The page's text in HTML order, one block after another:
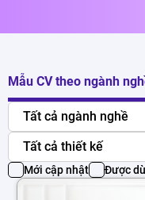
Mẫu CV theo ngành
Tất cả ngành nghề
Tất cả thiết kế
Mới cập nhật Được